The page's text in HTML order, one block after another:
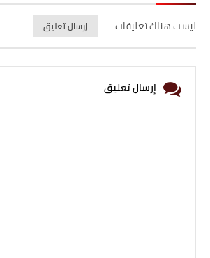
ليست هناك تعليقات إرسال تعليق
إرسال تعليق